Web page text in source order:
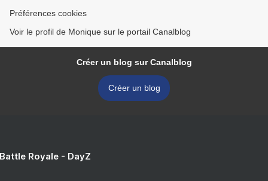
Préférences cookies
Voir le profil de Monique sur le portail Canalblog
Créer un blog sur Canalblog
Créer un blog
Royale - DayZ